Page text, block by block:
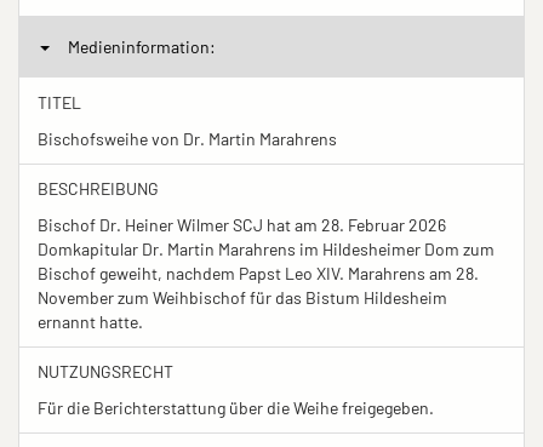
Medieninformation:
TITEL
Bischofsweihe von Dr. Martin Marahrens
BESCHREIBUNG
Bischof Dr. Heiner Wilmer SCJ hat am 28. Februar 2026
Domkapitular Dr. Martin Marahrens im Hildesheimer Dom zum
Bischof geweiht, nachdem Papst Leo XIV. Marahrens am 28.
November zum Weihbischof für das Bistum Hildesheim
ernannt hatte.
NUTZUNGSRECHT
Für die Berichterstattung über die Weihe freigegeben.